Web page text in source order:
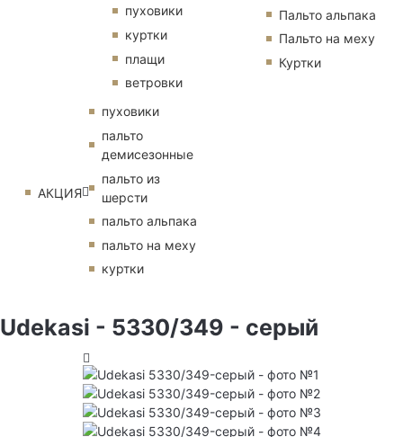
пуховики
куртки
плащи
ветровки
АКЦИЯ
пуховики
пальто
демисезонные
пальто из
шерсти
пальто альпака
пальто на меху
куртки
Пальто альпака
Пальто на меху
Куртки
Udekasi - 5330/349 - серый